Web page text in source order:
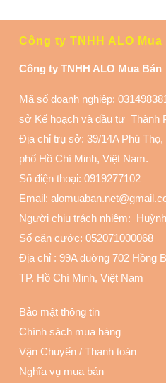
Công ty TNHH ALO Mua
Công ty TNHH ALO Mua Bán
Mã số doanh nghiệp:
sở Kế hoạch và đầu tư Thành
Địa chỉ trụ sở: 39/14A Phú Thọ,
phố Hồ Chí Minh, Việt Nam.
Số điện thoại: 0919277102
Email:
Người chịu trách nhiệm:
Số căn cước: 052071000068
Địa chỉ : 99A đuờng 702 Hồng
TP. Hồ Chí Minh, Việt Nam
Bảo mật thông tin
Chính sách mua hàng
Vận Chuyển / Thanh toán
Nghĩa vụ mua bán